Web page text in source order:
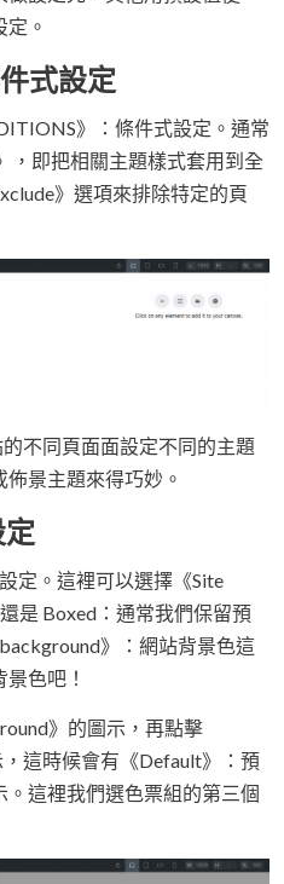
。
式設定
》：條件式設定。通常
，即把相關主題樣式套用到全
》選項來排除特定的頁
不同頁面面設定不同的主題
景主題來得巧妙。
定。這裡可以選擇《Site
是 Boxed：通常我們保留預
》：網站背景色這
色吧！
》的圖示，再點擊
，這時候會有《Default》：預
這裡我們選色票組的第三個